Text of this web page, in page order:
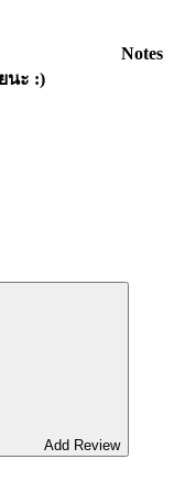
นะ :)
Notes
Add Review